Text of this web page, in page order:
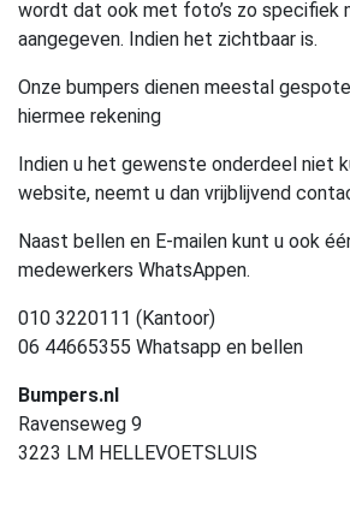
wordt dat ook met foto’s zo specifiek
aangegeven. Indien het zichtbaar is.
Onze bumpers dienen meestal
hiermee rekening
Indien u het gewenste onderdeel niet
website, neemt u dan vrijblijvend
Naast bellen en E-mailen kunt u ook
medewerkers WhatsAppen.
010 3220111 (Kantoor)
06 44665355 Whatsapp en bellen
Bumpers.nl
Ravenseweg 9
3223 LM HELLEVOETSLUIS